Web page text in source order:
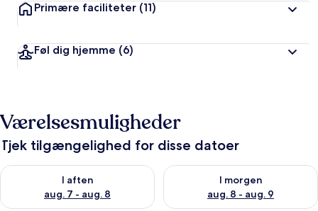
Primære faciliteter (11)
Føl dig hjemme (6)
Værelsesmuligheder
Tjek tilgængelighed for disse datoer
I aften
aug. 7 - aug. 8
Tjek tilgængelighed for i aften aug. 7 - aug. 8
I morgen
aug. 8 - aug. 9
Tjek tilgængelighed for i